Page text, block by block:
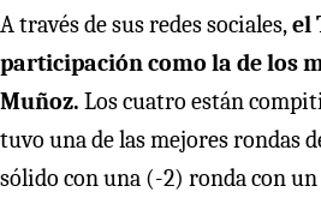
A través de sus redes sociales,el
participación como la de los
Muñoz. Los cuatro están
tuvo una de las mejores rondas
sólido con una (-2) ronda con